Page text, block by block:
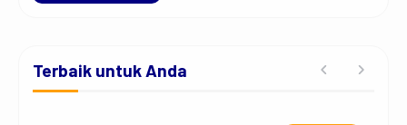
Terbaik untuk Anda